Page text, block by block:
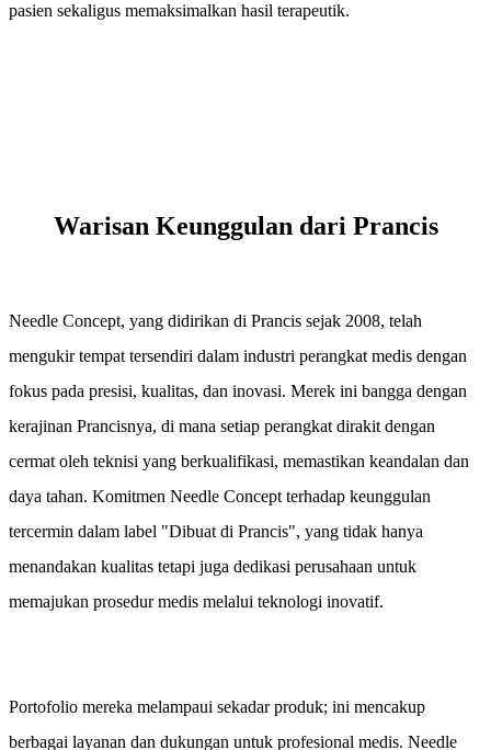
pasien sekaligus memaksimalkan hasil terapeutik.
Warisan Keunggulan dari Prancis
Needle Concept, yang didirikan di Prancis sejak 2008, telah
mengukir tempat tersendiri dalam industri perangkat medis dengan
fokus pada presisi, kualitas, dan inovasi. Merek ini bangga dengan
kerajinan Prancisnya, di mana setiap perangkat dirakit dengan
cermat oleh teknisi yang berkualifikasi, memastikan keandalan dan
daya tahan. Komitmen Needle Concept terhadap keunggulan
tercermin dalam label "Dibuat di Prancis", yang tidak hanya
menandakan kualitas tetapi juga dedikasi perusahaan untuk
memajukan prosedur medis melalui teknologi inovatif.
Portofolio mereka melampaui sekadar produk; ini mencakup
berbagai layanan dan dukungan untuk profesional medis. Needle